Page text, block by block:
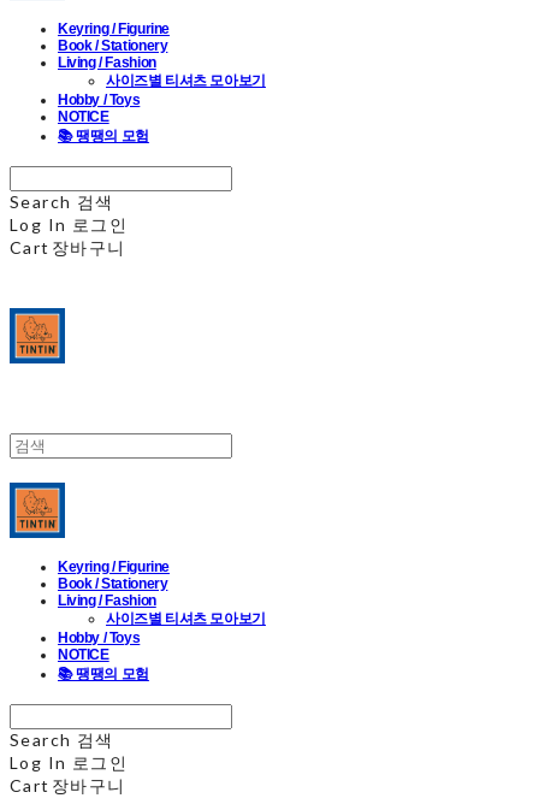
Keyring / Figurine
Book / Stationery
Living / Fashion
사이즈별 티셔츠 모아보기
Hobby / Toys
NOTICE
📚 땡땡의 모험
Search 검색
Log In 로그인
Cart 장바구니
Keyring / Figurine
Book / Stationery
Living / Fashion
사이즈별 티셔츠 모아보기
Hobby / Toys
NOTICE
📚 땡땡의 모험
Search 검색
Log In 로그인
Cart 장바구니